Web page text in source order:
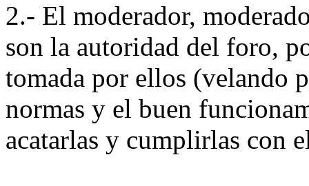
2.- El moderador,
son la autoridad del foro,
tomada por ellos (velando
normas y el buen
acatarlas y cumplirlas con